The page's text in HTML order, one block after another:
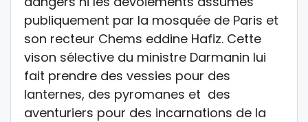
publiquement par la mosquée de Paris et
son recteur Chems eddine Hafiz. Cette
vison sélective du ministre Darmanin lui
fait prendre des vessies pour des
lanternes, des pyromanes et des
aventuriers pour des incarnations de la